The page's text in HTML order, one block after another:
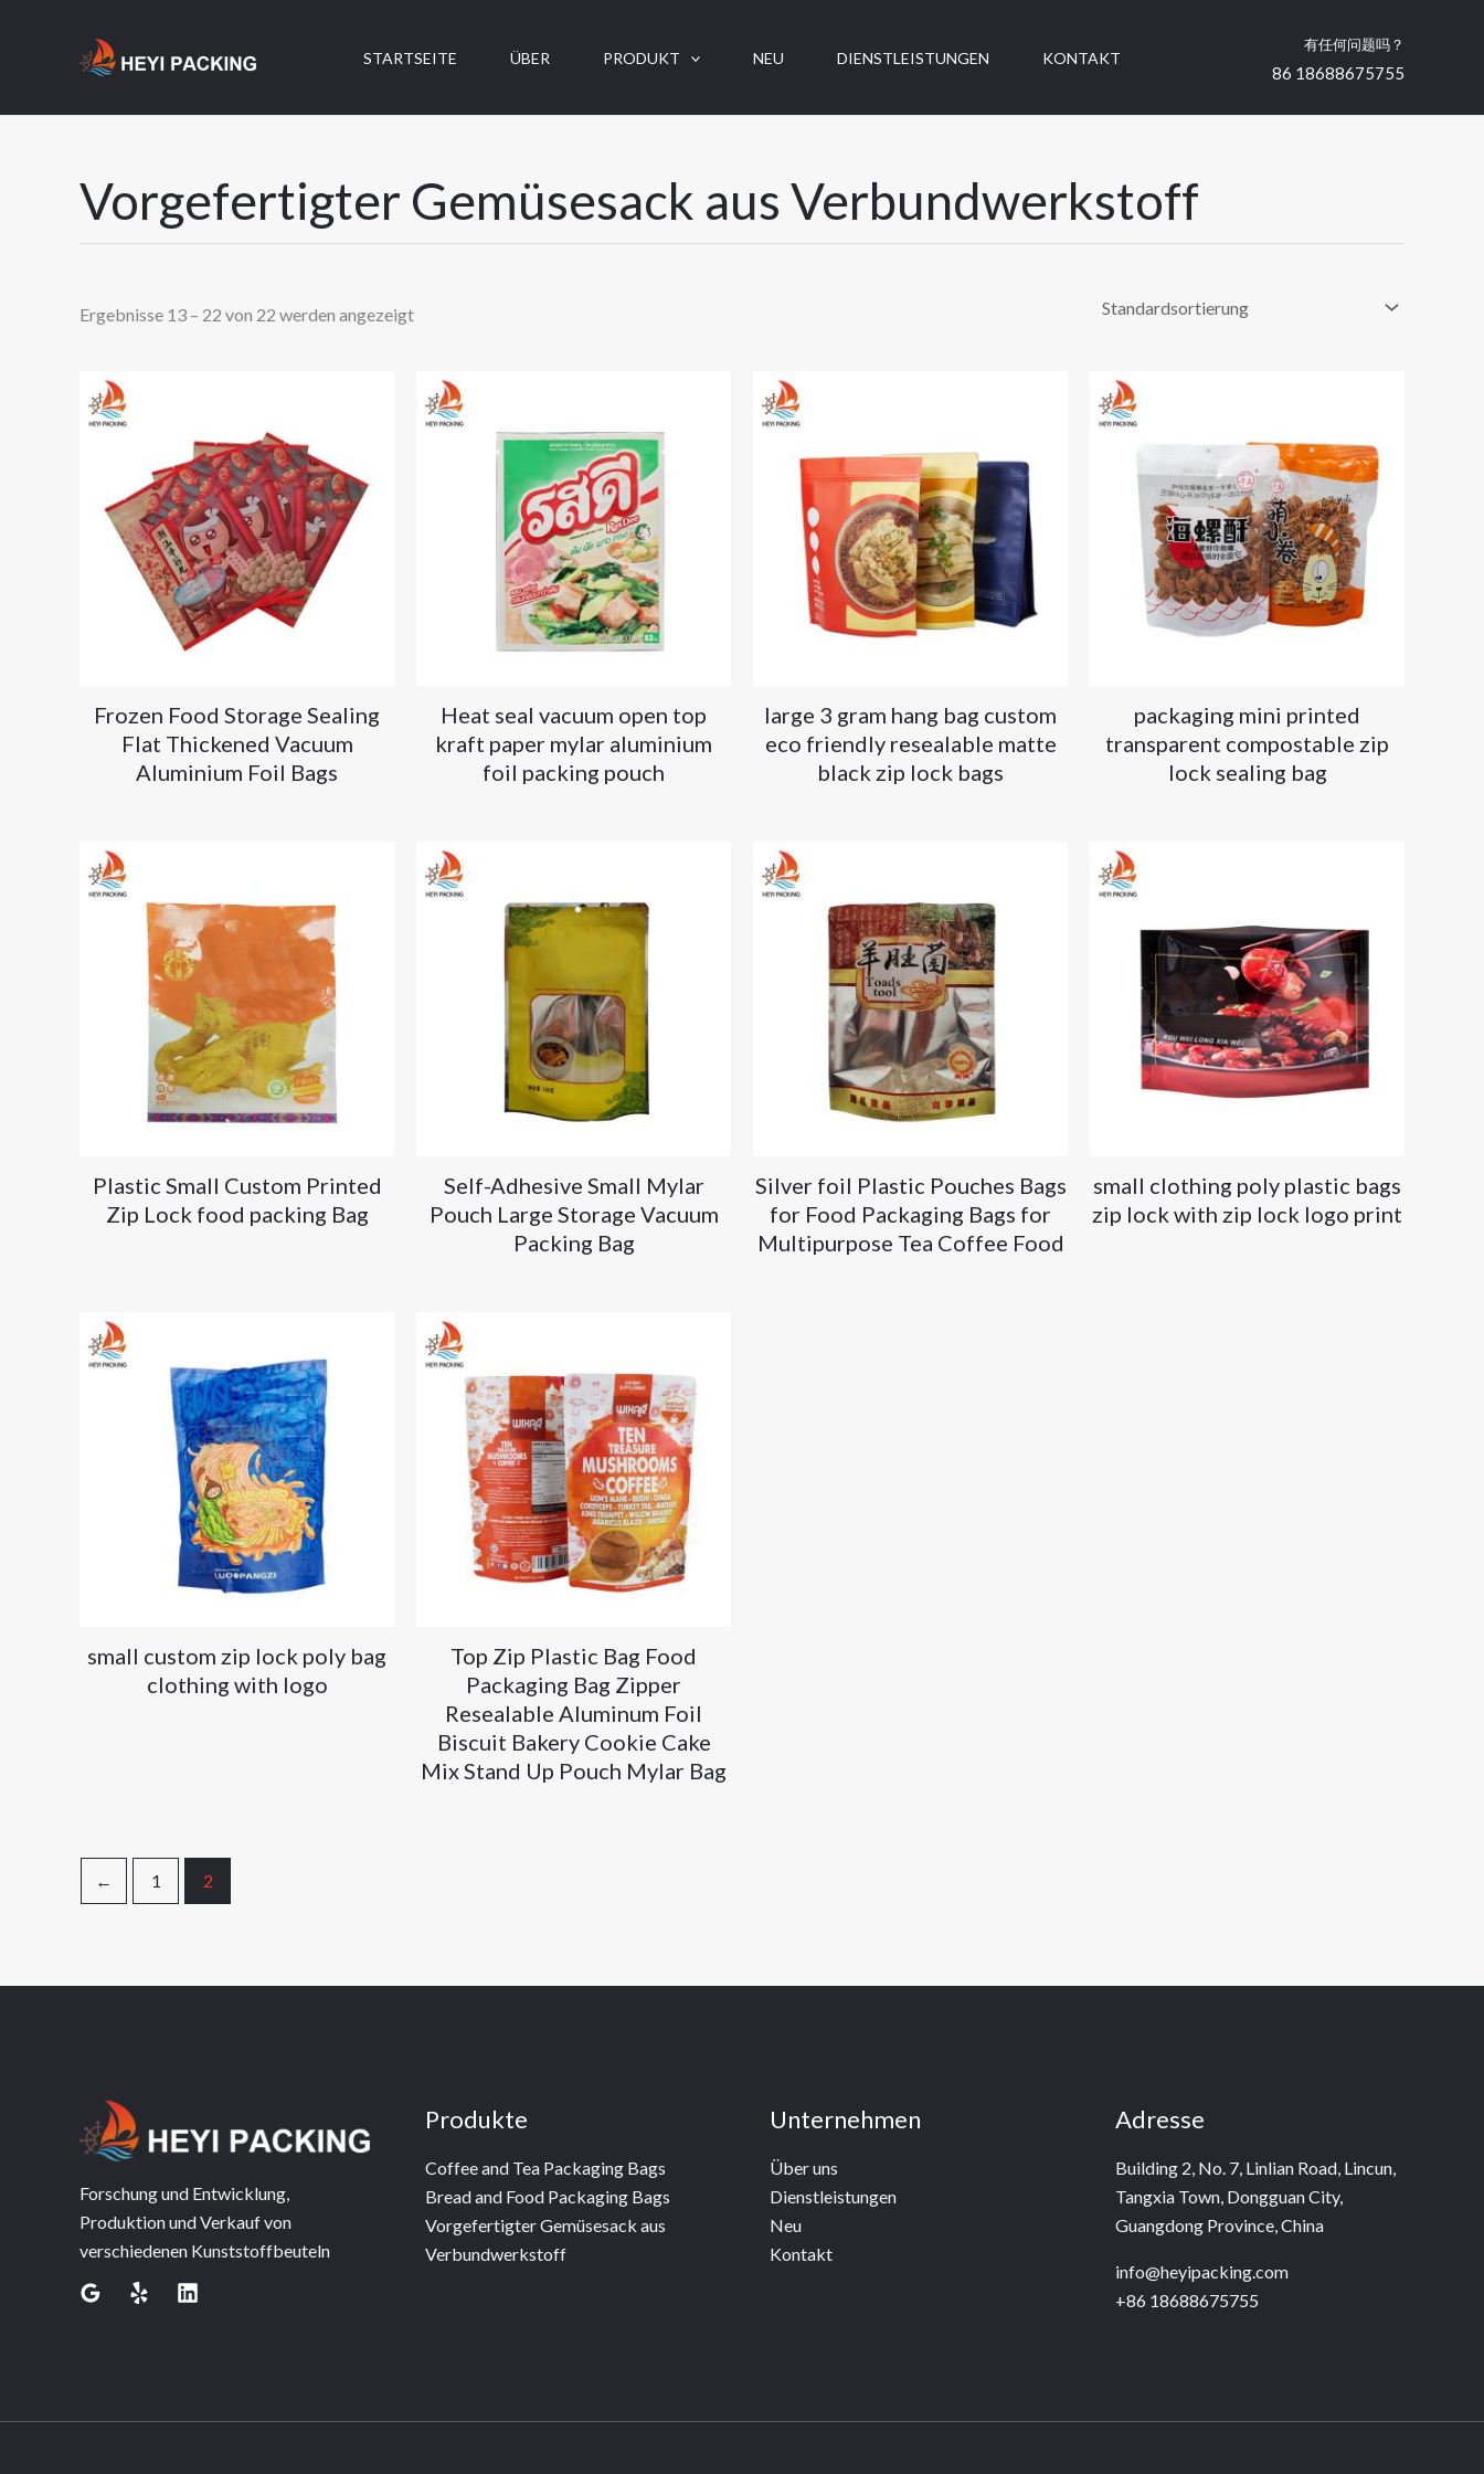
STARTSEITE ÜBER PRODUKT NEU DIENSTLEISTUNGEN KONTAKT
有任何问题吗？
86 18688675755
Vorgefertigter Gemüsesack aus Verbundwerkstoff
Ergebnisse 13 – 22 von 22 werden angezeigt
Frozen Food Storage Sealing
Flat Thickened Vacuum
Aluminium Foil Bags
Heat seal vacuum open top
kraft paper mylar aluminium
foil packing pouch
large 3 gram hang bag custom
eco friendly resealable matte
black zip lock bags
packaging mini printed
transparent compostable zip
lock sealing bag
Plastic Small Custom Printed
Zip Lock food packing Bag
Self-Adhesive Small Mylar
Pouch Large Storage Vacuum
Packing Bag
Silver foil Plastic Pouches Bags
for Food Packaging Bags for
Multipurpose Tea Coffee Food
small clothing poly plastic bags
zip lock with zip lock logo print
small custom zip lock poly bag
clothing with logo
Top Zip Plastic Bag Food
Packaging Bag Zipper
Resealable Aluminum Foil
Biscuit Bakery Cookie Cake
Mix Stand Up Pouch Mylar Bag
← 1 2
Forschung und Entwicklung,
Produktion und Verkauf von
verschiedenen Kunststoffbeuteln
Produkte
Coffee and Tea Packaging Bags
Bread and Food Packaging Bags
Vorgefertigter Gemüsesack aus
Verbundwerkstoff
Unternehmen
Über uns
Dienstleistungen
Neu
Kontakt
Adresse
Building 2, No. 7, Linlian Road, Lincun,
Tangxia Town, Dongguan City,
Guangdong Province, China
info@heyipacking.com
+86 18688675755